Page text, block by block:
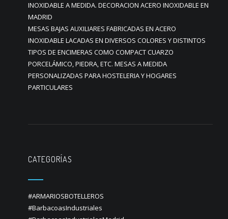
INOXIDABLE A MEDIDA. DECORACION ACERO INOXIDABLE EN
MADRID
MESAS BAJAS AUXILIARES FABRICADAS EN ACERO
INOXIDABLE LACADAS EN DIVERSOS COLORES Y DISTINTOS
TIPOS DE ENCIMERAS COMO COMPACT CUARZO
PORCELÁMICO, PIEDRA, ETC. MESAS A MEDIDA
PERSONALIZADAS PARA HOSTELERIA Y HOGARES
PARTICULARES
CATEGORÍAS
#ARMARIOSBOTELLEROS
#BarbacoasIndustriales